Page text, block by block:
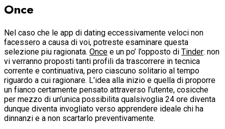
Once
Nel caso che le app di dating eccessivamente veloci non
facessero a causa di voi, potreste esaminare questa
selezione piu ragionata. Once e un po’ l’opposto di Tinder: non
vi verranno proposti tanti profili da trascorrere in tecnica
corrente e continuativa, pero ciascuno solitario al tempo
riguardo a cui ragionare. L’idea alla inizio e quella di proporre
un fianco certamente pensato attraverso l’utente, cosicche
per mezzo di un’unica possibilita qualsivoglia 24 ore diventa
dunque diventa invogliato verso apprendere ideale chi ha
dinnanzi e a non scartarlo preventivamente.